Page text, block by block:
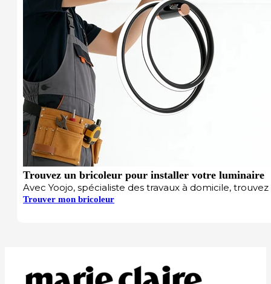
Trouvez un bricoleur pour installer votre luminaire
Avec Yoojo, spécialiste des travaux à domicile,
Trouver mon bricoleur